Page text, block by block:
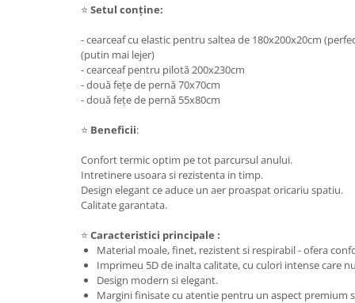
⭐ Setul conține:
- cearceaf cu elastic pentru saltea de 180x200x20cm
(putin mai lejer)
- cearceaf pentru pilotă 200x230cm
- două fețe de pernă 70x70cm
- două fețe de pernă 55x80cm
⭐ Beneficii:
Confort termic optim pe tot parcursul anului.
Intretinere usoara si rezistenta in timp.
Design elegant ce aduce un aer proaspat oricariu spatiu.
Calitate garantata.
⭐ Caracteristici principale :
Material moale, finet, rezistent si respirabil - ofera
Imprimeu 5D de inalta calitate, cu culori intense care
Design modern si elegant.
Margini finisate cu atentie pentru un aspect premium